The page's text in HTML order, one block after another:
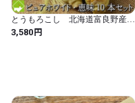
とうもろこし 北海道富良野産
秀品 ２Lサイズ ピュアホワイ
ト５本・恵味（めぐみ）５本 計
3,580円